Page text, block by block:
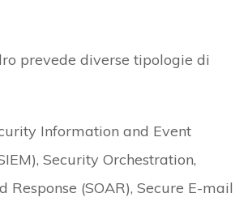
prevede diverse tipologie di
Information and Event
Security Orchestration,
Response (SOAR), Secure E-mail